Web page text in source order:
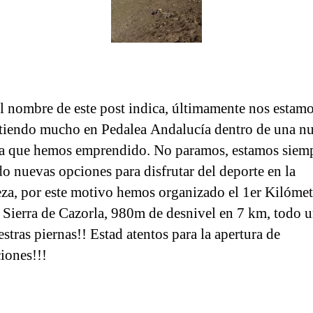
nombre de este post indica, últimamente nos
mucho en Pedalea Andalucía dentro de una
que hemos emprendido. No paramos, estamos
nuevas opciones para disfrutar del deporte en la
por este motivo hemos organizado el 1er
de Cazorla, 980m de desnivel en 7 km, todo
piernas!! Estad atentos para la apertura de